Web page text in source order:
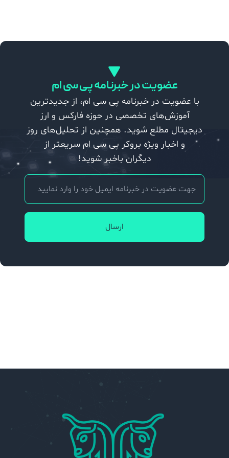
عضویت در خبرنامه پی سی ام
با عضویت در خبرنامه پی سی ام، از جدیدترین
آموزش‌های تخصصی در حوزه فارکس و ارز
دیجیتال مطلع شوید. همچنین از تحلیل‌های روز
و اخبار ویژه بروکر پی سی ام سریعتر از
دیگران باخبر شوید!